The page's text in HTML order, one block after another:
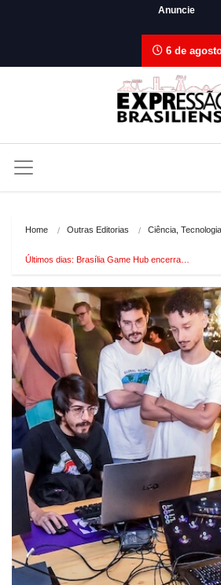
Anuncie
6 de
Home Outras Editorias Ciência,
Últimos dias: Brasília Game Hub encerra…